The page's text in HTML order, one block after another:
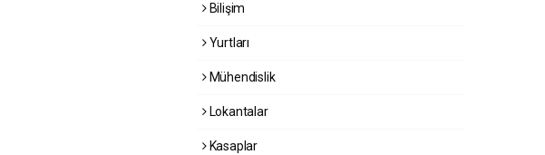
Bilişim
Yurtları
Mühendislik
Lokantalar
Kasaplar